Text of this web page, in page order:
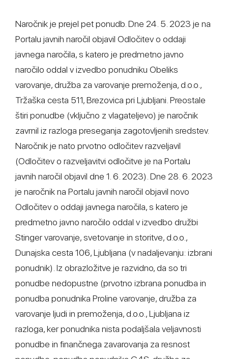
Naročnik je prejel pet ponudb. Dne 24. 5. 2023 je na
Portalu javnih naročil objavil Odločitev o oddaji
javnega naročila, s katero je predmetno javno
naročilo oddal v izvedbo ponudniku Obeliks
varovanje, družba za varovanje premoženja, d.o.o.,
Tržaška cesta 511, Brezovica pri Ljubljani. Preostale
štiri ponudbe (vključno z vlagateljevo) je naročnik
zavrnil iz razloga preseganja zagotovljenih sredstev.
Naročnik je nato prvotno odločitev razveljavil
(Odločitev o razveljavitvi odločitve je na Portalu
javnih naročil objavil dne 1. 6. 2023). Dne 28. 6. 2023
je naročnik na Portalu javnih naročil objavil novo
Odločitev o oddaji javnega naročila, s katero je
predmetno javno naročilo oddal v izvedbo družbi
Stinger varovanje, svetovanje in storitve, d.o.o.,
Dunajska cesta 106, Ljubljana (v nadaljevanju: izbrani
ponudnik). Iz obrazložitve je razvidno, da so tri
ponudbe nedopustne (prvotno izbrana ponudba in
ponudba ponudnika Proline varovanje, družba za
varovanje ljudi in premoženja, d.o.o., Ljubljana iz
razloga, ker ponudnika nista podaljšala veljavnosti
ponudbe in finančnega zavarovanja za resnost